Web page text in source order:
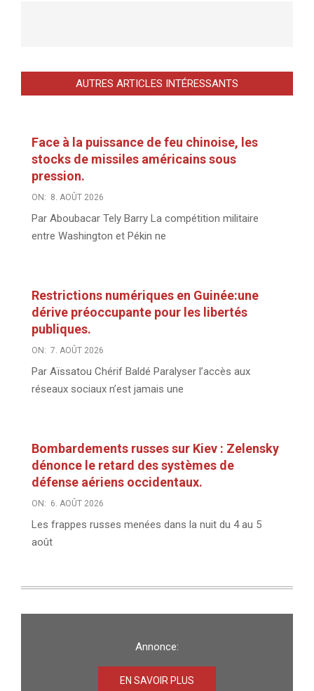
AUTRES ARTICLES INTÉRESSANTS
Face à la puissance de feu chinoise, les
stocks de missiles américains sous
pression.
ON: 8. AOÛT 2026
Par Aboubacar Tely Barry La compétition militaire
entre Washington et Pékin ne
Restrictions numériques en Guinée:une
dérive préoccupante pour les libertés
publiques.
ON: 7. AOÛT 2026
Par Aïssatou Chérif Baldé Paralyser l’accès aux
réseaux sociaux n’est jamais une
Bombardements russes sur Kiev : Zelensky
dénonce le retard des systèmes de
défense aériens occidentaux.
ON: 6. AOÛT 2026
Les frappes russes menées dans la nuit du 4 au 5
août
Annonce:
EN SAVOIR PLUS